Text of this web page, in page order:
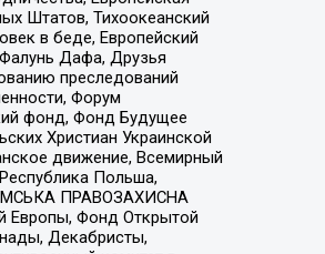
Штатов, Тихоокеанский
в беде, Европейский
Дафа, Друзья
преследований
Форум
фонд, Фонд Будущее
Христиан Украинской
движение, Всемирный
Польша,
ПРАВОЗАХИСНА
Европы, Фонд Открытой
Декабристы,